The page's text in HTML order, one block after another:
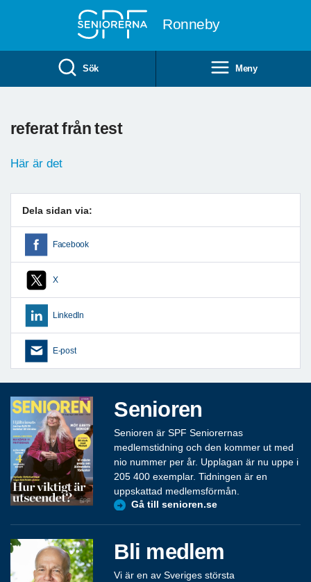
Ronneby
Sök Meny
referat från test
Här är det
Dela sidan via:
Facebook
X
LinkedIn
E-post
Senioren
Senioren är SPF Seniorernas
medlemstidning och den kommer ut med
nio nummer per år. Upplagan är nu uppe i
205 400 exemplar. Tidningen är en
uppskattad medlemsförmån.
Gå till senioren.se
Bli medlem
Vi är en av Sveriges största